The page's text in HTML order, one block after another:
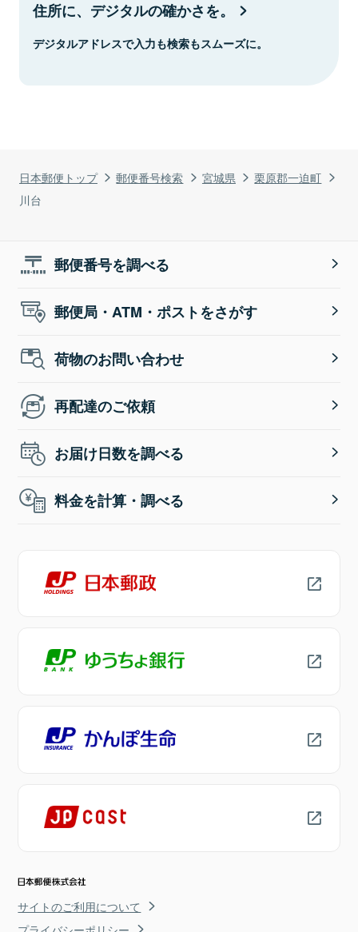
日本郵便トップ 郵便番号検索 宮城県
栗原郡一迫町
川台
住所に、デジタルの確かさを。
デジタルアドレスで入力も検索もスムーズに。
郵便番号を調べる
郵便局・ATM・ポストをさがす
荷物のお問い合わせ
再配達のご依頼
お届け日数を調べる
料金を計算・調べる
サイトのご利用について